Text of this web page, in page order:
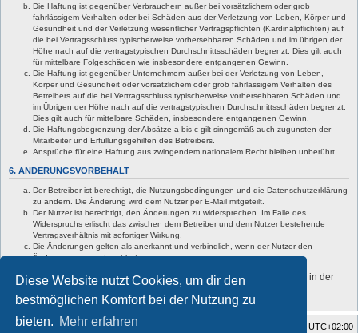
Diese Website nutzt Cookies, um dir den
bestmöglichen Komfort bei der Nutzung zu
bieten. Mehr erfahren
Die Haftung ist gegenüber Verbrauchern außer bei vorsätzlichem oder grob
fahrlässigem Verhalten oder bei Schäden aus der Verletzung von Leben, Körper und
Gesundheit und der Verletzung wesentlicher Vertragspflichten (Kardinalpflichten) auf
die bei Vertragsschluss typischerweise vorhersehbaren Schäden und im übrigen der
Höhe nach auf die vertragstypischen Durchschnittsschäden begrenzt. Dies gilt auch
für mittelbare Folgeschäden wie insbesondere entgangenen Gewinn.
Die Haftung ist gegenüber Unternehmern außer bei der Verletzung von Leben,
Körper und Gesundheit oder vorsätzlichem oder grob fahrlässigem Verhalten des
Betreibers auf die bei Vertragsschluss typischerweise vorhersehbaren Schäden und
im Übrigen der Höhe nach auf die vertragstypischen Durchschnittsschäden begrenzt.
Dies gilt auch für mittelbare Schäden, insbesondere entgangenen Gewinn.
Die Haftungsbegrenzung der Absätze a bis c gilt sinngemäß auch zugunsten der
Mitarbeiter und Erfüllungsgehilfen des Betreibers.
Ansprüche für eine Haftung aus zwingendem nationalem Recht bleiben unberührt.
6. ÄNDERUNGSVORBEHALT
Der Betreiber ist berechtigt, die Nutzungsbedingungen und die Datenschutzerklärung
zu ändern. Die Änderung wird dem Nutzer per E-Mail mitgeteilt.
Der Nutzer ist berechtigt, den Änderungen zu widersprechen. Im Falle des
Widerspruchs erlischt das zwischen dem Betreiber und dem Nutzer bestehende
Vertragsverhältnis mit sofortiger Wirkung.
Die Änderungen gelten als anerkannt und verbindlich, wenn der Nutzer den
Änderungen zugestimmt hat.
Informationen über den Umgang mit deinen persönlichen Daten sind in der
Foren-Übersicht UTC+02:00